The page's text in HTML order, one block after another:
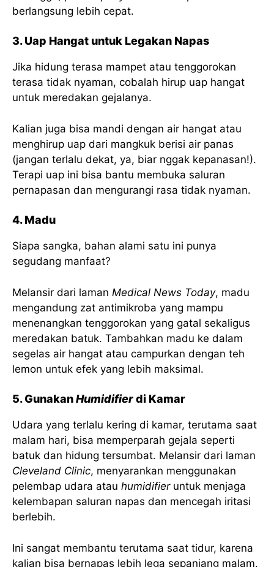
berlangsung lebih cepat.
3. Uap Hangat untuk Legakan Napas
Jika hidung terasa mampet atau tenggorokan
terasa tidak nyaman, cobalah hirup uap hangat
untuk meredakan gejalanya.
Kalian juga bisa mandi dengan air hangat atau
menghirup uap dari mangkuk berisi air panas
(jangan terlalu dekat, ya, biar nggak kepanasan!).
Terapi uap ini bisa bantu membuka saluran
pernapasan dan mengurangi rasa tidak nyaman.
4. Madu
Siapa sangka, bahan alami satu ini punya
segudang manfaat?
Melansir dari laman Medical News Today, madu
mengandung zat antimikroba yang mampu
menenangkan tenggorokan yang gatal sekaligus
meredakan batuk. Tambahkan madu ke dalam
segelas air hangat atau campurkan dengan teh
lemon untuk efek yang lebih maksimal.
5. GunakanHumidifierdi Kamar
Udara yang terlalu kering di kamar, terutama saat
malam hari, bisa memperparah gejala seperti
batuk dan hidung tersumbat. Melansir dari laman
Cleveland Clinic, menyarankan menggunakan
pelembap udara atau humidifieruntuk menjaga
kelembapan saluran napas dan mencegah iritasi
berlebih.
Ini sangat membantu terutama saat tidur, karena
kalian bisa bernapas lebih lega sepanjang malam.